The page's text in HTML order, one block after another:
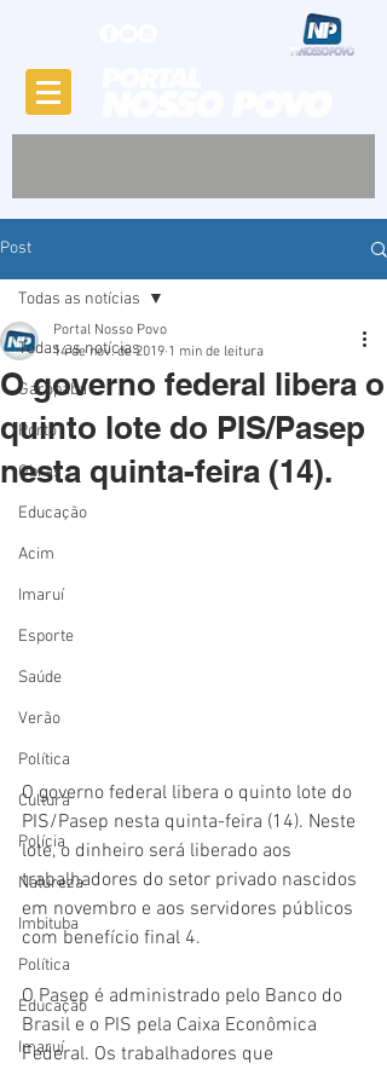
Post
Todas as notícias
Garopaba
Porto
Obras
Educação
Acim
Imaruí
Esporte
Saúde
Verão
Política
Cultura
Polícia
Natureza
Imbituba
Política
Educação
Imaruí
Todas as notícias
O governo federal libera o
quinto lote do PIS/Pasep
nesta quinta-feira (14).
Portal Nosso Povo
14 de nov. de 2019 1 min de leitura
O governo federal libera o quinto lote do
PIS/Pasep nesta quinta-feira (14). Neste
lote, o dinheiro será liberado aos
trabalhadores do setor privado nascidos
em novembro e aos servidores públicos
com benefício final 4.
O Pasep é administrado pelo Banco do
Brasil e o PIS pela Caixa Econômica
Federal. Os trabalhadores que